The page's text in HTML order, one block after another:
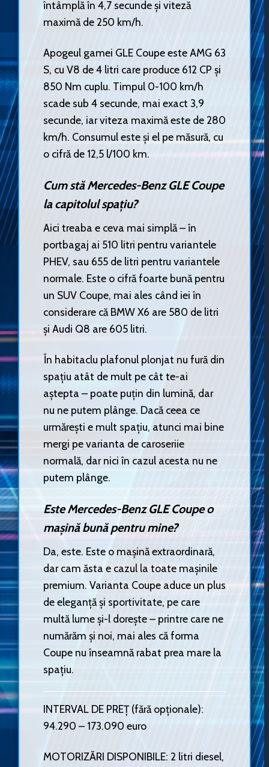
întâmplă în 4,7 secunde și viteză
maximă de 250 km/h.
Apogeul gamei GLE Coupe este AMG 63
S, cu V8 de 4 litri care produce 612 CP și
850 Nm cuplu. Timpul 0-100 km/h
scade sub 4 secunde, mai exact 3,9
secunde, iar viteza maximă este de 280
km/h. Consumul este și el pe măsură, cu
o cifră de 12,5 l/100 km.
Cum stă Mercedes-Benz GLE Coupe
la capitolul spațiu?
Aici treaba e ceva mai simplă – în
portbagaj ai 510 litri pentru variantele
PHEV, sau 655 de litri pentru variantele
normale. Este o cifră foarte bună pentru
un SUV Coupe, mai ales când iei în
considerare că BMW X6 are 580 de litri
și Audi Q8 are 605 litri.
În habitaclu plafonul plonjat nu fură din
spațiu atât de mult pe cât te-ai
aștepta – poate puțin din lumină, dar
nu ne putem plânge. Dacă ceea ce
urmărești e mult spațiu, atunci mai bine
mergi pe varianta de caroseriie
normală, dar nici în cazul acesta nu ne
putem plânge.
Este Mercedes-Benz GLE Coupe o
mașină bună pentru mine?
Da, este. Este o mașină extraordinară,
dar cam ăsta e cazul la toate mașinile
premium. Varianta Coupe aduce un plus
de eleganță și sportivitate, pe care
multă lume și-l dorește – printre care ne
numărăm și noi, mai ales că forma
Coupe nu înseamnă rabat prea mare la
spațiu.
INTERVAL DE PREȚ (fără opționale):
94.290 – 173.090 euro
MOTORIZĂRI DISPONIBILE: 2 litri diesel,